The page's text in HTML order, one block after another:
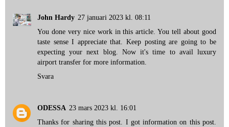
John Hardy 27 januari 2023 kl. 08:11
You done very nice work in this article. You tell about good
taste sense I appreciate that. Keep posting are going to be
expecting your next blog. Now it's time to avail luxury
airport transfer for more information.
Svara
ODESSA 23 mars 2023 kl. 16:01
Thanks for sharing this post. I got information on this post.